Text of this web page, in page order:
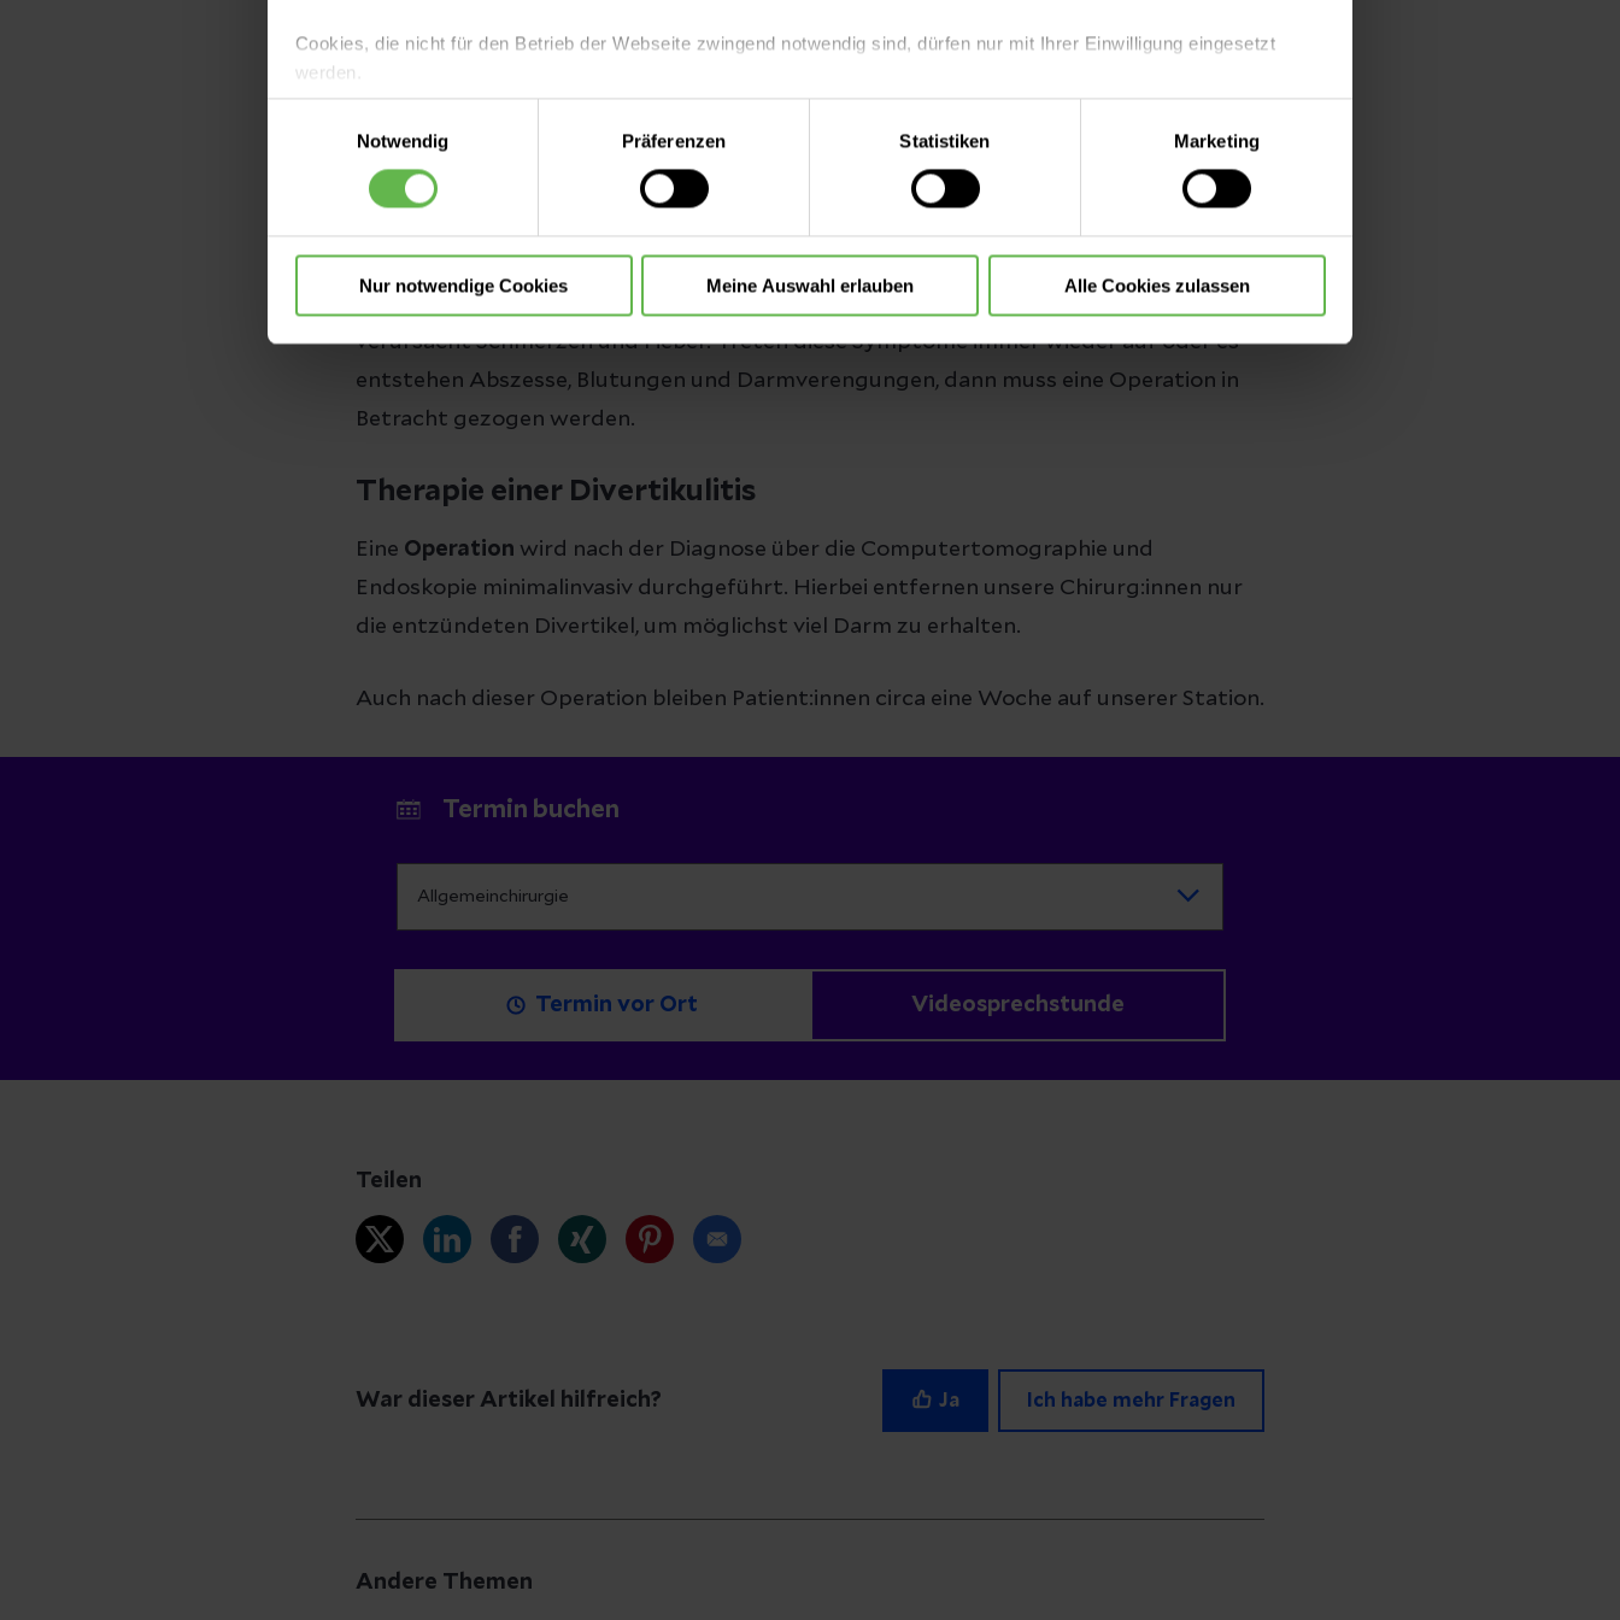
Cookies, die nicht für den Betrieb der Webseite zwingend notwendig sind, dürfen nur mit Ihrer Einwilligung eingesetzt
werden.
Es steht Ihnen frei, unsere Seite mit nur den notwendigen Cookies zu benutzen, eine individuelle Auswahl hinsichtlich der
nicht notwendigen Cookies zu treffen oder durch Auswahl von „Alle Cookies akzeptieren“ in die Verwendung aller Cookies
einzuwilligen. Ihre Auswahlentscheidung können Sie jederzeit ändern oder widerrufen.
Notwendig
Präferenzen Statistiken Marketing
Nur notwendige Cookies Meine Auswahl erlauben Alle Cookies zulassen
Dickdarmkrebs und die Divertikulitis (entzündliche Ausstülpungen der
Divertikulitis
Fast jeder gesunde Mensch hatAusstülpungen in der Darmwand (Divertikel). Erst
wenn sich diese entzünden, sprechen wir von einer Divertikulitis. Die Entzündung
verursacht Schmerzen und Fieber. Treten diese Symptome immer wieder auf oder es
entstehen Abszesse, Blutungen und Darmverengungen, dann muss eine Operation in
Betracht gezogen werden.
Therapie einer Divertikulitis
Eine Operation wird nach der Diagnose über die Computertomographie und
Endoskopie minimalinvasiv durchgeführt. Hierbei entfernen unsere Chirurg:innen nur
die entzündeten Divertikel, um möglichst viel Darm zu erhalten.
Auch nach dieser Operation bleiben Patient:innen circa eine Woche auf unserer Station.
Termin buchen
Termin vor Ort Videosprechstunde
Teilen
War dieser Artikel hilfreich? Ja Ich habe mehr Fragen
Haben Sie Fragen zu diesem Artikel?
Andere Themen